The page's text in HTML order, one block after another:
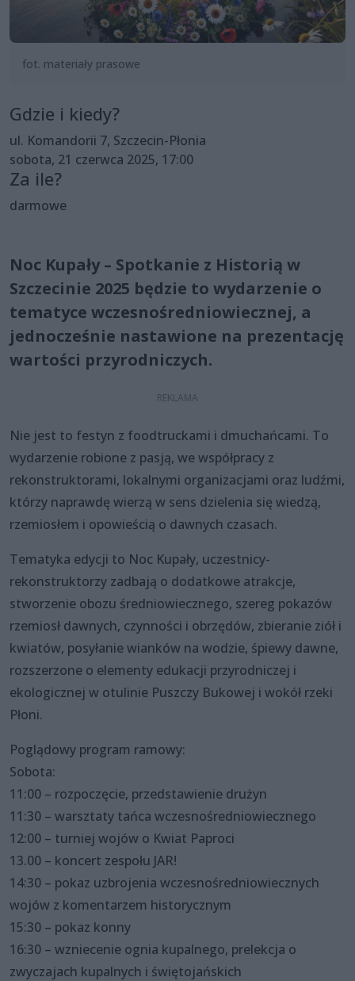
fot. materiały prasowe
Gdzie i kiedy?
ul. Komandorii 7, Szczecin-Płonia
sobota, 21 czerwca 2025, 17:00
Za ile?
darmowe
Noc Kupały – Spotkanie z Historią w
Szczecinie 2025 będzie to wydarzenie o
tematyce wczesnośredniowiecznej, a
jednocześnie nastawione na prezentację
wartości przyrodniczych.
Nie jest to festyn z foodtruckami i dmuchańcami. To
wydarzenie robione z pasją, we współpracy z
rekonstruktorami, lokalnymi organizacjami oraz ludźmi,
którzy naprawdę wierzą w sens dzielenia się wiedzą,
rzemiosłem i opowieścią o dawnych czasach.
Tematyka edycji to Noc Kupały, uczestnicy-
rekonstruktorzy zadbają o dodatkowe atrakcje,
stworzenie obozu średniowiecznego, szereg pokazów
rzemiosł dawnych, czynności i obrzędów, zbieranie ziół i
kwiatów, posyłanie wianków na wodzie, śpiewy dawne,
rozszerzone o elementy edukacji przyrodniczej i
ekologicznej w otulinie Puszczy Bukowej i wokół rzeki
Płoni.
Poglądowy program ramowy:
Sobota:
11:00 – rozpoczęcie, przedstawienie drużyn
11:30 – warsztaty tańca wczesnośredniowiecznego
12:00 – turniej wojów o Kwiat Paproci
13.00 – koncert zespołu JAR!
14:30 – pokaz uzbrojenia wczesnośredniowiecznych
wojów z komentarzem historycznym
15:30 – pokaz konny
16:30 – wzniecenie ognia kupalnego, prelekcja o
zwyczajach kupalnych i świętojańskich